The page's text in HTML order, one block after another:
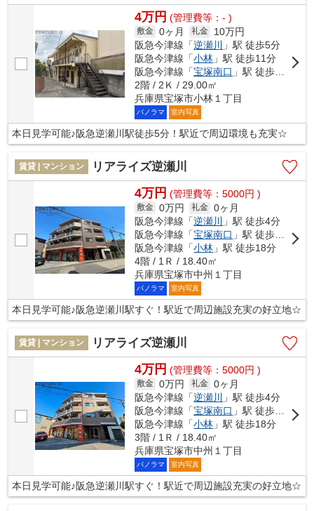
4万円 (管理費等：- )
敷金 0ヶ月 礼金
10万円
阪急今津線「逆瀬川
」駅 徒歩5分
阪急今津線「小林 」駅 徒歩11分
阪急今津線「宝塚南口 」駅 徒歩17分
2階 / 2Ｋ / 29.00㎡
兵庫県宝塚市小林１丁目
パノラマ 室内写真
本日見学可能♪阪急逆瀬川駅徒歩5分！駅近で周辺環境も充実☆
賃貸 | マンション リアライズ逆瀬川
4万円 (管理費等：5000円 )
敷金 0万円 礼金 0ヶ月
阪急今津線「逆瀬川
」駅 徒歩4分
阪急今津線「宝塚南口 」駅 徒歩10分
阪急今津線「小林 」駅 徒歩18分
4階 / 1Ｒ / 18.40㎡
兵庫県宝塚市中州１丁目
パノラマ 室内写真
本日見学可能♪阪急逆瀬川駅すぐ！駅近で周辺施設充実の好立地☆
賃貸 | マンション リアライズ逆瀬川
4万円 (管理費等：5000円 )
敷金 0万円 礼金 0ヶ月
阪急今津線「逆瀬川 」駅 徒歩4分
阪急今津線「宝塚南口 」駅 徒歩9分
阪急今津線「小林 」駅 徒歩18分
3階 / 1Ｒ / 18.40㎡
兵庫県宝塚市中州１丁目
パノラマ 室内写真
本日見学可能♪阪急逆瀬川駅すぐ！駅近で周辺施設充実の好立地☆